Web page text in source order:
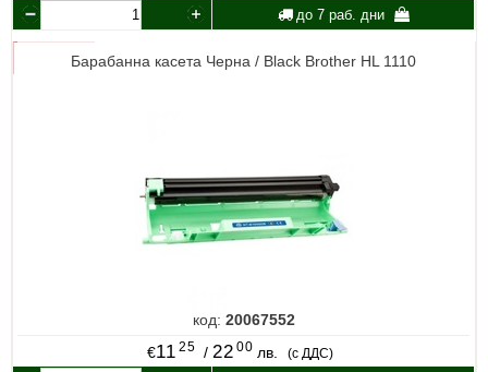
до 7 раб. дни
Барабанна касета Черна / Black Brother HL 1110
код: 20067552
€11 25 / 22 00 лв. (с ДДС)